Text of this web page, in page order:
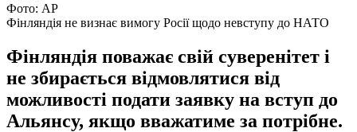
Фото: AP
Фінляндія не визнає вимогу Росії щодо невступу до НАТО
Фінляндія поважає свій суверенітет і
не збирається відмовлятися від
можливості подати заявку на вступ до
Альянсу, якщо вважатиме за потрібне.